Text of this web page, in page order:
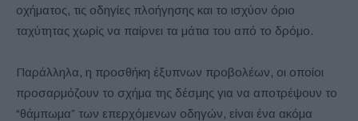
οχήματος, τις οδηγίες πλοήγησης και το ισχύον όριο
ταχύτητας χωρίς να παίρνει τα μάτια του από το δρόμο.
Παράλληλα, η προσθήκη έξυπνων προβολέων, οι οποίοι
προσαρμόζουν το σχήμα της δέσμης για να αποτρέψουν το
“θάμπωμα” των επερχόμενων οδηγών, είναι ένα ακόμα